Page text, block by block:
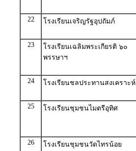
22
โรงเรียนเจริญรัฐอุปถัมภ์
23
โรงเรียนเฉลิมพระเกียรติ ๖๐
พรรษาฯ
24
โรงเรียนชลประทานสงเคราะห์
25
โรงเรียนชุมชนไมตรีอุทิศ
26
โรงเรียนชุมชนวัดไทรน้อย